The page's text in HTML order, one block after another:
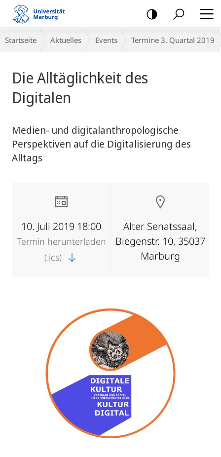
Mobile-
Navigation
Breadcrumb-
Navigation
Startseite Aktuelles Events Termine 3. Quartal 2019
Die Alltäglichkeit des
Digitalen
Medien- und digitalanthropologische
Perspektiven auf die Digitalisierung des
Alltags
10. Juli 2019 18:00
Termin herunterladen
(.ics)
Alter Senatssaal,
Biegenstr. 10, 35037
Marburg